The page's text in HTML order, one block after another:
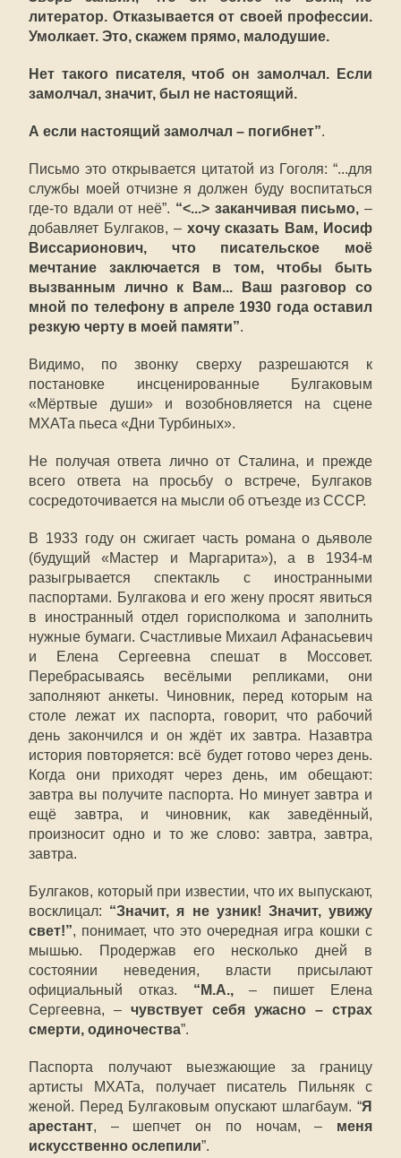
литератор. Отказывается от своей профессии.
Умолкает. Это, скажем прямо, малодушие.
Нет такого писателя, чтоб он замолчал. Если
замолчал, значит, был не настоящий.
А если настоящий замолчал – погибнет”.
Письмо это открывается цитатой из Гоголя: “...для
службы моей отчизне я должен буду воспитаться
где-то вдали от неё”. “<...> заканчивая письмо, –
добавляет Булгаков, – хочу сказать Вам, Иосиф
Виссарионович, что писательское моё
мечтание заключается в том, чтобы быть
вызванным лично к Вам... Ваш разговор со
мной по телефону в апреле 1930 года оставил
резкую черту в моей памяти”.
Видимо, по звонку сверху разрешаются к
постановке инсценированные Булгаковым
«Мёртвые души» и возобновляется на сцене
МХАТа пьеса «Дни Турбиных».
Не получая ответа лично от Сталина, и прежде
всего ответа на просьбу о встрече, Булгаков
сосредоточивается на мысли об отъезде из СССР.
В 1933 году он сжигает часть романа о дьяволе
(будущий «Мастер и Маргарита»), а в 1934-м
разыгрывается спектакль с иностранными
паспортами. Булгакова и его жену просят явиться
в иностранный отдел горисполкома и заполнить
нужные бумаги. Счастливые Михаил Афанасьевич
и Елена Сергеевна спешат в Моссовет.
Перебрасываясь весёлыми репликами, они
заполняют анкеты. Чиновник, перед которым на
столе лежат их паспорта, говорит, что рабочий
день закончился и он ждёт их завтра. Назавтра
история повторяется: всё будет готово через день.
Когда они приходят через день, им обещают:
завтра вы получите паспорта. Но минует завтра и
ещё завтра, и чиновник, как заведённый,
произносит одно и то же слово: завтра, завтра,
завтра.
Булгаков, который при известии, что их выпускают,
восклицал: “Значит, я не узник! Значит, увижу
свет!”, понимает, что это очередная игра кошки с
мышью. Продержав его несколько дней в
состоянии неведения, власти присылают
официальный отказ. “М.А.,– пишет Елена
Сергеевна, – чувствует себя ужасно – страх
смерти, одиночества”.
Паспорта получают выезжающие за границу
артисты МХАТа, получает писатель Пильняк с
женой. Перед Булгаковым опускают шлагбаум. “Я
арестант, – шепчет он по ночам, – меня
искусственно ослепили”.